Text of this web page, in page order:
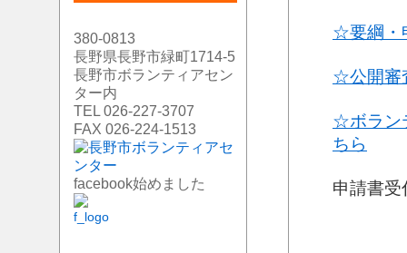
380-0813
長野県長野市緑町1714-5
長野市ボランティアセン
ター内
TEL 026-227-3707
FAX 026-224-1513
facebook始めました
☆要綱・
☆公開審
☆ボラン
ちら
申請書受